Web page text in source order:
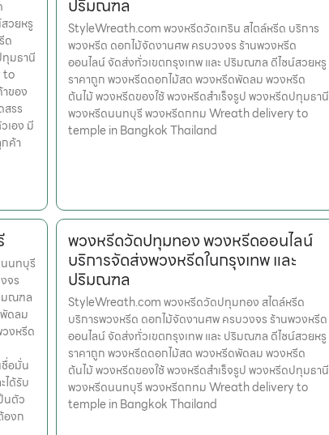
วยหรู
ด
ทุมธานี
to
ของ
สรร
เอง มี
ค้า
ปริมณฑล
StyleWreath.com พวงหรีดวัดเกริน สไตล์หรีด บริการ
พวงหรีด ดอกไม้จัดงานศพ ครบวงจร ร้านพวงหรีด
ออนไลน์ จัดส่งทั่วเขตกรุงเทพ และ ปริมณฑล ดีไซน์สวยหรู
ราคาถูก พวงหรีดดอกไม้สด พวงหรีดพัดลม พวงหรีด
ต้นไม้ พวงหรีดของใช้ พวงหรีดสำเร็จรูป พวงหรีดปทุมธานี
พวงหรีดนนทบุรี พวงหรีดกทม Wreath delivery to
temple in Bangkok Thailand
นทบุรี
จร
มณฑล
ดลม
งหรีด
อมั่น
ได้รับ
นตัว
องก
พวงหรีดวัดปทุมทอง พวงหรีดออนไลน์
บริการจัดส่งพวงหรีดในกรุงเทพ และ
ปริมณฑล
StyleWreath.com พวงหรีดวัดปทุมทอง สไตล์หรีด
บริการพวงหรีด ดอกไม้จัดงานศพ ครบวงจร ร้านพวงหรีด
ออนไลน์ จัดส่งทั่วเขตกรุงเทพ และ ปริมณฑล ดีไซน์สวยหรู
ราคาถูก พวงหรีดดอกไม้สด พวงหรีดพัดลม พวงหรีด
ต้นไม้ พวงหรีดของใช้ พวงหรีดสำเร็จรูป พวงหรีดปทุมธานี
พวงหรีดนนทบุรี พวงหรีดกทม Wreath delivery to
temple in Bangkok Thailand